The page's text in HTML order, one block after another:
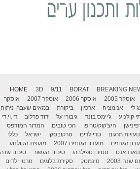
HOME 3D 9/11 BORAT BREAKING
אוסקר 2005 אוסקר 2006 אוסקר 2007
אוסקר
לי אנימציה ארכיון ביקורת
במאים שעברו ניתוח
קולנוע ג'יימס בונד גיבורי על דוד פרלוב
די.וי.די
היצ'קוק/טריפו הכי טובים
המדור המודפס
טעויות תרגום טריילרים טרקובסקי ישראל
כללי
הגנוזים מועדון הגנוזים 2007
מועצת הקולנוע
סאנדאנס סטיבן ספילברג סיכום העשור
סיכום שנה
שנה 2008 סינמטק סקירת בלוגים
סרטי ילדים